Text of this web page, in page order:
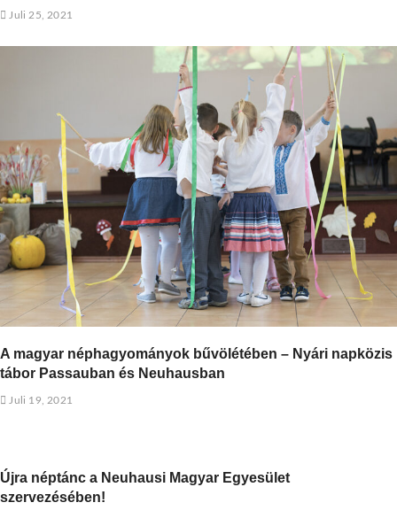
Juli 25, 2021
A magyar néphagyományok bűvölétében – Nyári napközis
tábor Passauban és Neuhausban
Juli 19, 2021
Újra néptánc a Neuhausi Magyar Egyesület
szervezésében!